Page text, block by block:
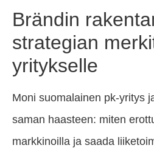
Brändin
strategian
yritykselle
Moni suomalainen pk-yritys
saman haasteen: miten
markkinoilla ja saada